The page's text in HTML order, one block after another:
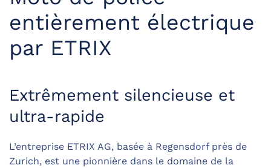
entièrement électrique
par ETRIX
Extrêmement silencieuse et
ultra-rapide
L’entreprise ETRIX AG, basée à Regensdorf près de
Zurich, est une pionnière dans le domaine de la